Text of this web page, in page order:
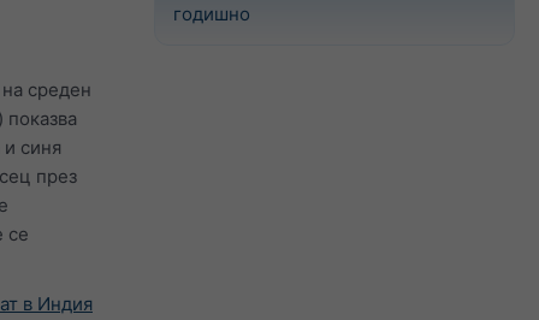
годишно
среден
синя
през
се
в Индия